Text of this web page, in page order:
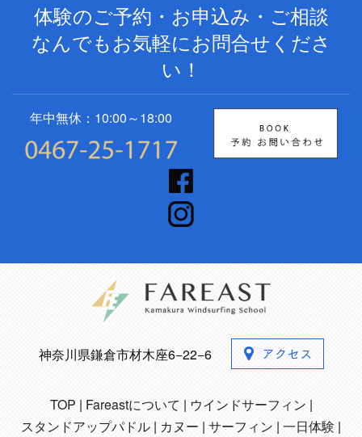
体験のご予約・お申込み・ご相談
なんでもお気軽にお問合せくださ
い！
年中無休：10:00～18:00
神奈川県鎌倉市材木座6−22−6
TOP Fareastについて
ウインドサーフィン
スタンドアップパドル
カヌー サーフィン 一日体験